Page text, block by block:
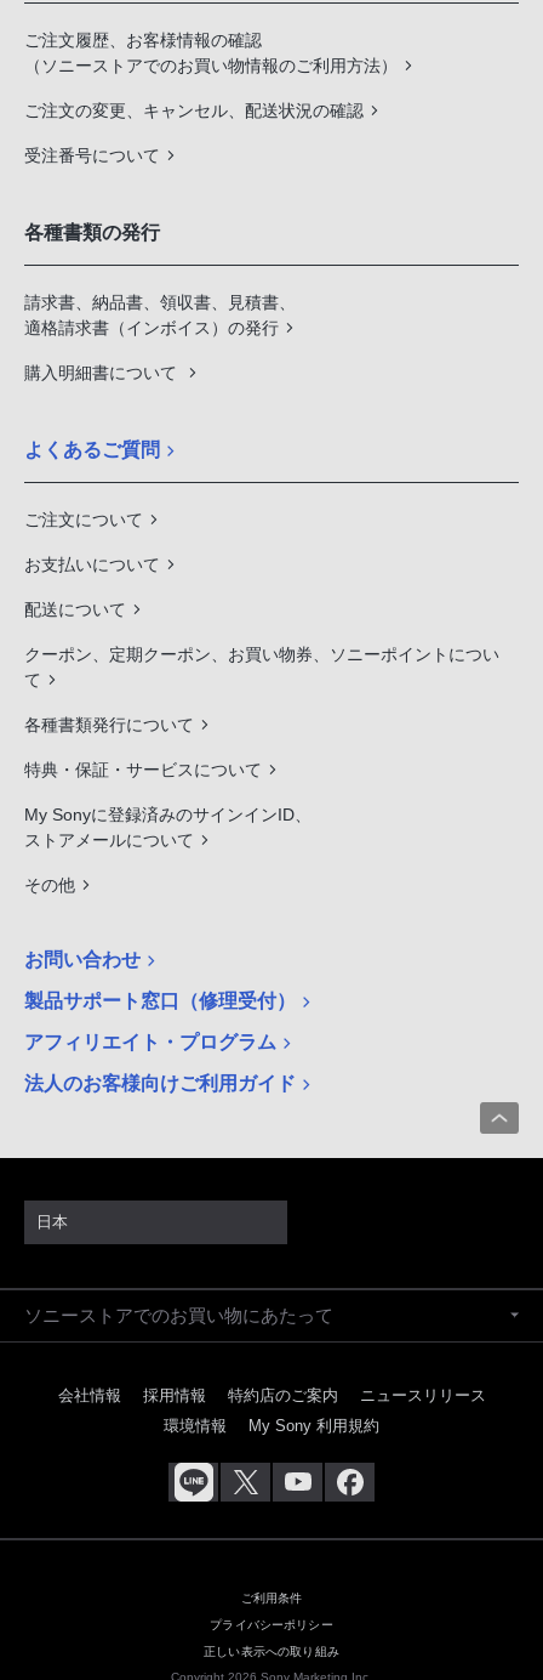
ご注文履歴、お客様情報の確認
（ソニーストアでのお買い物情報のご利用方法）
ご注文の変更、キャンセル、配送状況の確認
受注番号について
各種書類の発行
請求書、納品書、領収書、見積書、
適格請求書（インボイス）の発行
購入明細書について
よくあるご質問
ご注文について
お支払いについて
配送について
クーポン、定期クーポン、お買い物券、ソニーポイントについ
て
各種書類発行について
特典・保証・サービスについて
My Sonyに登録済みのサインインID、
ストアメールについて
その他
お問い合わせ
製品サポート窓口（修理受付）
アフィリエイト・プログラム
法人のお客様向けご利用ガイド
日本
ソニーストアでのお買い物にあたって
会社情報 採用情報 特約店のご案内
ニュースリリース
環境情報
My Sony 利用規約
ご利用条件
プライバシーポリシー
正しい表示への取り組み
Copyright 2026 Sony Marketing Inc.